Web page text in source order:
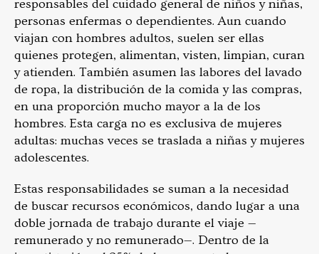
responsables del cuidado general de niños y niñas,
personas enfermas o dependientes. Aun cuando
viajan con hombres adultos, suelen ser ellas
quienes protegen, alimentan, visten, limpian, curan
y atienden. También asumen las labores del lavado
de ropa, la distribución de la comida y las compras,
en una proporción mucho mayor a la de los
hombres. Esta carga no es exclusiva de mujeres
adultas: muchas veces se traslada a niñas y mujeres
adolescentes.
Estas responsabilidades se suman a la necesidad
de buscar recursos económicos, dando lugar a una
doble jornada de trabajo durante el viaje —
remunerado y no remunerado—. Dentro de la